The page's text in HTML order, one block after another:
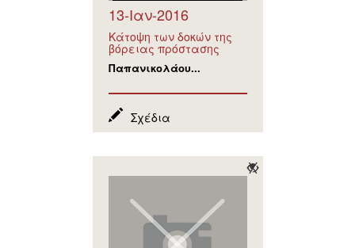
13-Ιαν-2016
Κάτοψη των δοκών της
βόρειας πρόστασης
Παπανικολάου...
Σχέδια